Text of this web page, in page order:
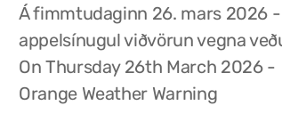
Á fimmtudaginn 26. mars 2026 -
appelsínugul viðvörun vegna
On Thursday 26th March 2026 -
Orange Weather Warning